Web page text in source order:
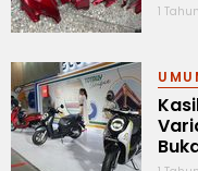
1